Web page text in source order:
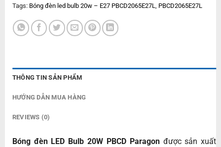
Tags: Bóng đèn led bulb 20w – E27 PBCD2065E27L PBCD2065E27L
THÔNG TIN SẢN PHẨM
HƯỚNG DẪN MUA HÀNG
REVIEWS (0)
Bóng đèn LED Bulb 20W PBCD Paragonđược sản xuất